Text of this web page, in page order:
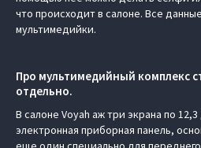
что происходит в салоне. Все
мультимедийки.
Про мультимедийный комплекс
отдельно.
В салоне Voyah аж три экрана по
электронная приборная панель,